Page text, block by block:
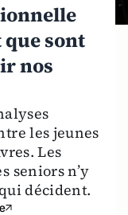
sont
nos
les jeunes
Les
seniors n’y
décident.